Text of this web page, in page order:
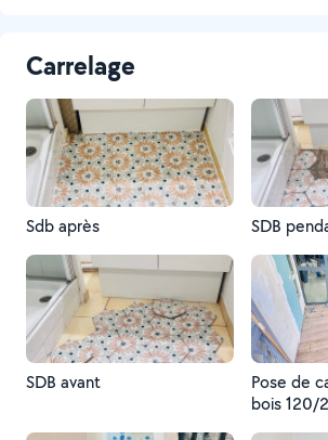
Carrelage
Sdb après SDB
SDB avant
Pose de
bois 120/